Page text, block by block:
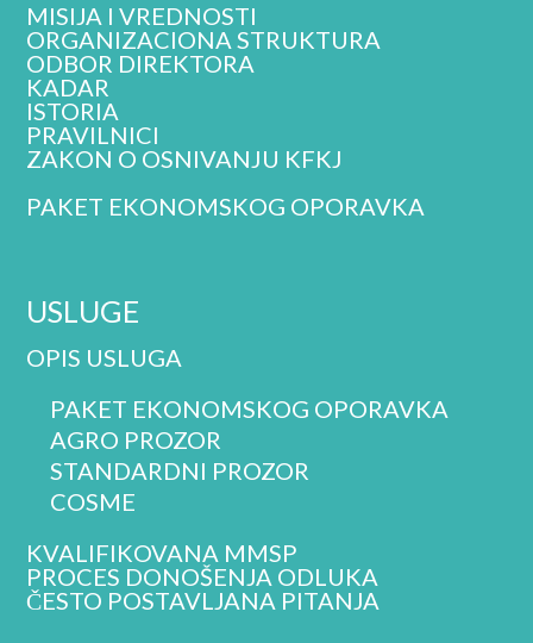
MISIJA I VREDNOSTI
ORGANIZACIONA STRUKTURA
ODBOR DIREKTORA
KADAR
ISTORIA
PRAVILNICI
ZAKON O OSNIVANJU KFKJ
PAKET EKONOMSKOG OPORAVKA
USLUGE
OPIS USLUGA
PAKET EKONOMSKOG OPORAVKA
AGRO PROZOR
STANDARDNI PROZOR
COSME
KVALIFIKOVANA MMSP
PROCES DONOŠENJA ODLUKA
ČESTO POSTAVLJANA PITANJA